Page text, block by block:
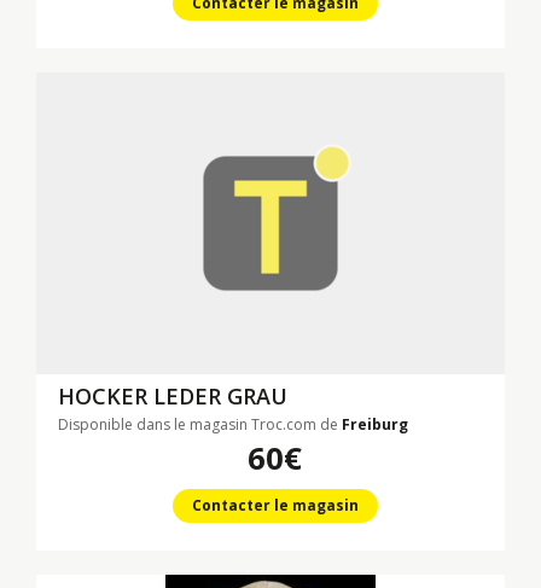
HOCKER LEDER GRAU
Disponible dans le magasin Troc.com de Freiburg
60€
Contacter le magasin